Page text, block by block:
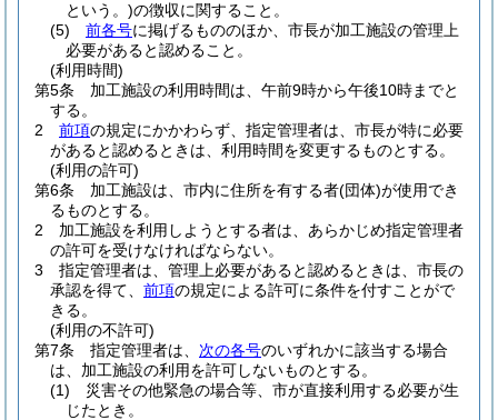
という。)の徴収に関すること。
(5)
前各号に掲げるもののほか、市長が加工施設の管理上
必要があると認めること。
(利用時間)
第5条
加工施設の利用時間は、午前9時から午後10時までと
する。
2
前項の規定にかかわらず、指定管理者は、市長が特に必要
があると認めるときは、利用時間を変更するものとする。
(利用の許可)
第6条
加工施設は、市内に住所を有する者(団体)が使用でき
るものとする。
2
加工施設を利用しようとする者は、あらかじめ指定管理者
の許可を受けなければならない。
3
指定管理者は、管理上必要があると認めるときは、市長の
承認を得て、 前項の規定による許可に条件を付すことがで
きる。
(利用の不許可)
第7条
指定管理者は、 次の各号のいずれかに該当する場合
は、加工施設の利用を許可しないものとする。
(1)
災害その他緊急の場合等、市が直接利用する必要が生
じたとき。